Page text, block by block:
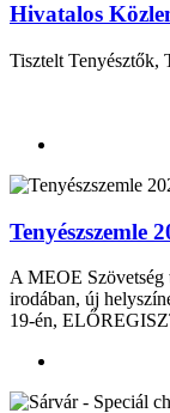
Hivatalos
Tisztelt Tenyésztők,
Tenyészszemle
A MEOE Szövetség
irodában, új
19-én,